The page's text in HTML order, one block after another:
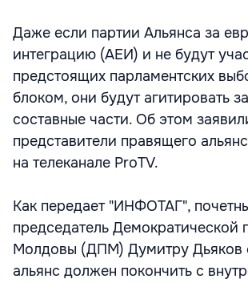
Даже если партии Альянса за
интеграцию (АЕИ) и не будут
предстоящих парламентских
блоком, они будут агитировать
составные части. Об этом
представители правящего
на телеканале ProTV.
Как передает "ИНФОТАГ",
председатель Демократической
Молдовы (ДПМ) Думитру Дьяков
альянс должен покончить с